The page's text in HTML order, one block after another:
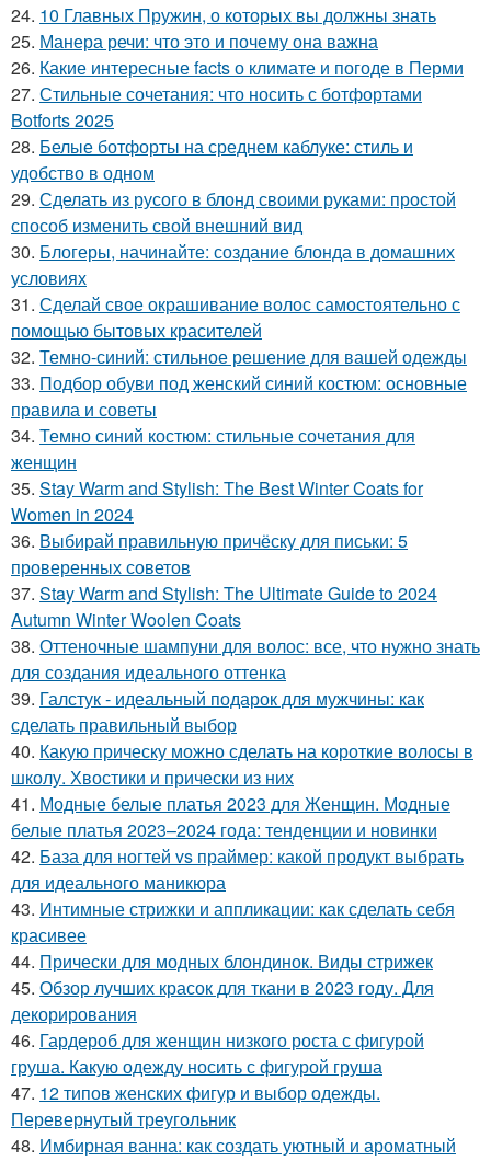
24. 10 Главных Пружин, о которых вы должны знать
25. Манера речи: что это и почему она важна
26. Какие интересные facts о климате и погоде в Перми
27. Стильные сочетания: что носить с ботфортами
Botforts 2025
28. Белые ботфорты на среднем каблуке: стиль и
удобство в одном
29. Сделать из русого в блонд своими руками: простой
способ изменить свой внешний вид
30. Блогеры, начинайте: создание блонда в домашних
условиях
31. Сделай свое окрашивание волос самостоятельно с
помощью бытовых красителей
32. Темно-синий: стильное решение для вашей одежды
33. Подбор обуви под женский синий костюм: основные
правила и советы
34. Темно синий костюм: стильные сочетания для
женщин
35. Stay Warm and Stylish: The Best Winter Coats for
Women in 2024
36. Выбирай правильную причёску для письки: 5
проверенных советов
37. Stay Warm and Stylish: The Ultimate Guide to 2024
Autumn Winter Woolen Coats
38. Оттеночные шампуни для волос: все, что нужно знать
для создания идеального оттенка
39. Галстук - идеальный подарок для мужчины: как
сделать правильный выбор
40. Какую прическу можно сделать на короткие волосы в
школу. Хвостики и прически из них
41. Модные белые платья 2023 для Женщин. Модные
белые платья 2023–2024 года: тенденции и новинки
42. База для ногтей vs праймер: какой продукт выбрать
для идеального маникюра
43. Интимные стрижки и аппликации: как сделать себя
красивее
44. Прически для модных блондинок. Виды стрижек
45. Обзор лучших красок для ткани в 2023 году. Для
декорирования
46. Гардероб для женщин низкого роста с фигурой
груша. Какую одежду носить с фигурой груша
47. 12 типов женских фигур и выбор одежды.
Перевернутый треугольник
48. Имбирная ванна: как создать уютный и ароматный